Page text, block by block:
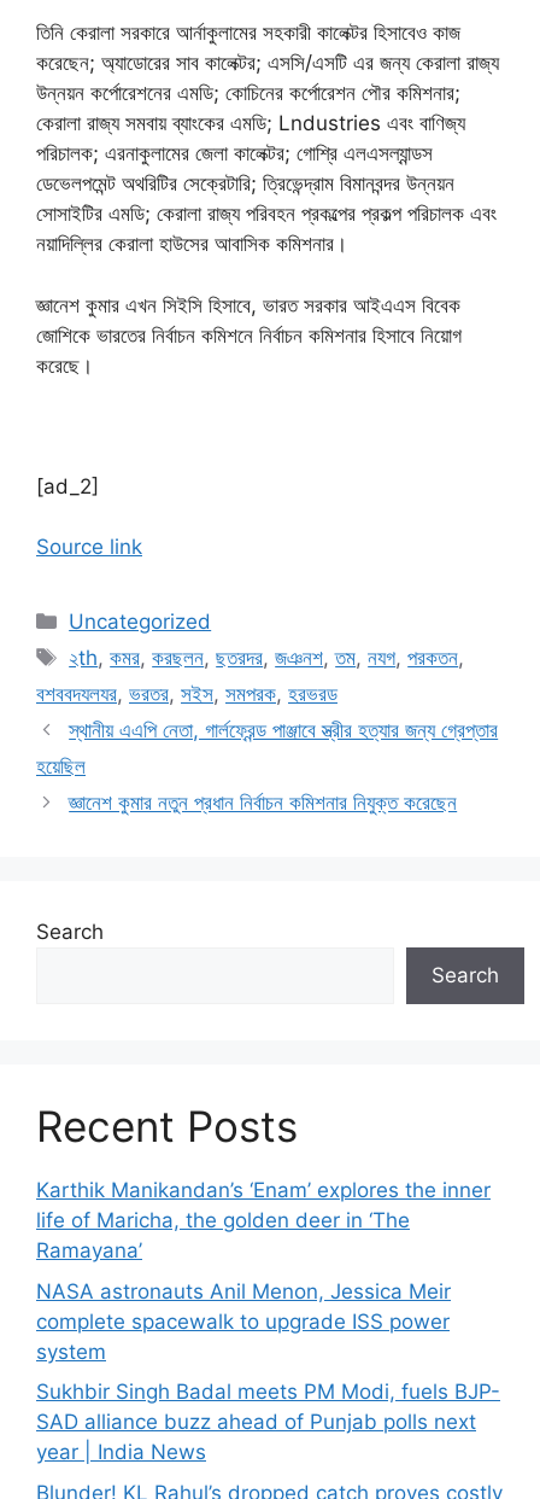
তিনি কেরালা সরকারে আর্নাকুলামের সহকারী কালেক্টর হিসাবেও কাজ
করেছেন; অ্যাডোরের সাব কালেক্টর; এসসি/এসটি এর জন্য কেরালা রাজ্য
উন্নয়ন কর্পোরেশনের এমডি; কোচিনের কর্পোরেশন পৌর কমিশনার;
কেরালা রাজ্য সমবায় ব্যাংকের এমডি; Lndustries এবং বাণিজ্য
পরিচালক; এরনাকুলামের জেলা কালেক্টর; গোশ্রি এলএসল্যান্ডস
ডেভেলপমেন্ট অথরিটির সেক্রেটারি; ত্রিভেন্দ্রাম বিমানবন্দর উন্নয়ন
সোসাইটির এমডি; কেরালা রাজ্য পরিবহন প্রকল্পের প্রকল্প পরিচালক এবং
নয়াদিল্লির কেরালা হাউসের আবাসিক কমিশনার।
জ্ঞানেশ কুমার এখন সিইসি হিসাবে, ভারত সরকার আইএএস বিবেক
জোশিকে ভারতের নির্বাচন কমিশনে নির্বাচন কমিশনার হিসাবে নিয়োগ
করেছে।
[ad_2]
Source link
Categories
Uncategorized
Tags
২th,কমর,করছলন,ছতরদর,জঞনশ,তম,নযগ,পরকতন,
বশববদযলযর, ভরতর, সইস, সমপরক, হরভরড
স্থানীয় এএপি নেতা, গার্লফ্রেন্ড পাঞ্জাবে স্ত্রীর হত্যার জন্য গ্রেপ্তার
হয়েছিল
জ্ঞানেশ কুমার নতুন প্রধান নির্বাচন কমিশনার নিযুক্ত করেছেন
Search
Search
Recent Posts
Karthik Manikandan’s ‘Enam’ explores the inner
life of Maricha, the golden deer in ‘The
Ramayana’
NASA astronauts Anil Menon, Jessica Meir
complete spacewalk to upgrade ISS power
system
Sukhbir Singh Badal meets PM Modi, fuels BJP-
SAD alliance buzz ahead of Punjab polls next
year | India News
Blunder! KL Rahul’s dropped catch proves costly